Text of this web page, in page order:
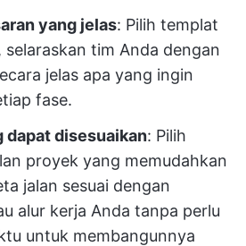
yang jelas: Pilih templat
selaraskan tim Anda dengan
jelas apa yang ingin
fase.
dapat disesuaikan: Pilih
proyek yang memudahkan
jalan sesuai dengan
alur kerja Anda tanpa perlu
untuk membangunnya